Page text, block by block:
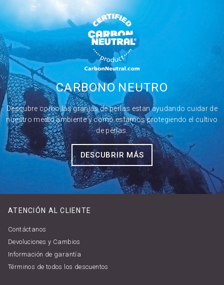
CARBONO NEUTRO
Descubre como las granjas de perlas estan ayudando cuidar de
nuestro medio ambiente y como estamos protegiendo el cultivo
de perlas.
DESCUBRIR MÁS
ATENCIÓN AL CLIENTE
Contáctanos
Devoluciones y Cambios
Información de garantía
Términos de todos los descuentos